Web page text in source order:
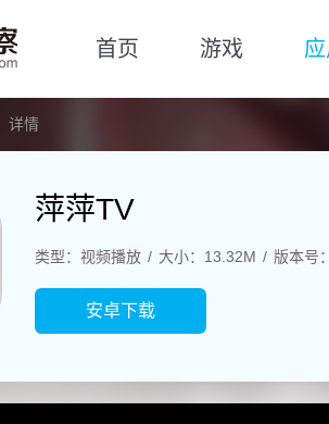
首页 游戏 应
详情
萍萍TV
类型：视频播放 大小：13.32M 版本号
安卓下载